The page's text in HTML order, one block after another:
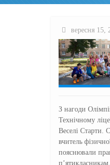
вересня 15,
З нагоди
Технічному
Веселі Старти.
вчитель
пояснювали